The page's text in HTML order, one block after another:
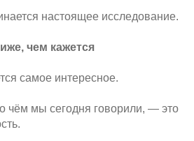
настоящее исследование.
чем кажется
самое интересное.
чём мы сегодня говорили, — это